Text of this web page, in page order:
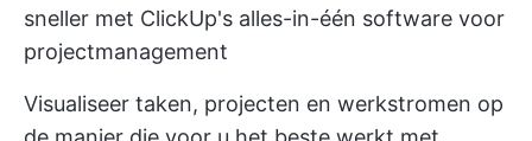
sneller met ClickUp's alles-in-één software voor
projectmanagement
Visualiseer taken, projecten en werkstromen op